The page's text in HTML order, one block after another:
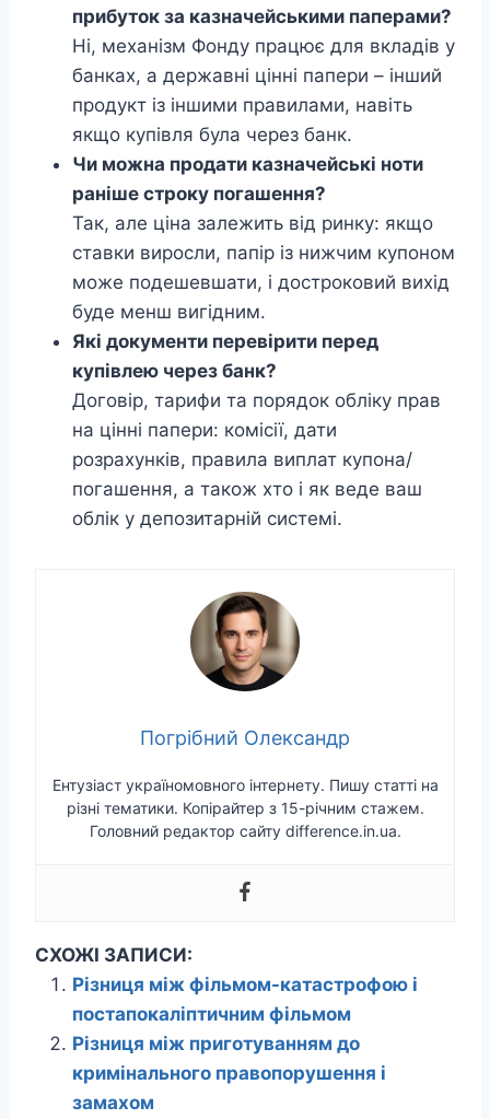
прибуток за казначейськими паперами?
Ні, механізм Фонду працює для вкладів у
банках, а державні цінні папери – інший
продукт із іншими правилами, навіть
якщо купівля була через банк.
Чи можна продати казначейські ноти
раніше строку погашення?
Так, але ціна залежить від ринку: якщо
ставки виросли, папір із нижчим купоном
може подешевшати, і достроковий вихід
буде менш вигідним.
Які документи перевірити перед
купівлею через банк?
Договір, тарифи та порядок обліку прав
на цінні папери: комісії, дати
розрахунків, правила виплат купона/
погашення, а також хто і як веде ваш
облік у депозитарній системі.
Погрібний Олександр
Ентузіаст україномовного інтернету. Пишу статті на
різні тематики. Копірайтер з 15-річним стажем.
Головний редактор сайту difference.in.ua.
СХОЖІ ЗАПИСИ:
Різниця між фільмом-катастрофою і
постапокаліптичним фільмом
Різниця між приготуванням до
кримінального правопорушення і
замахом